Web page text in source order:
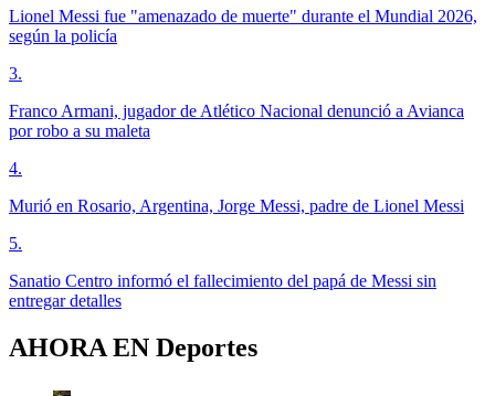
Lionel Messi fue "amenazado de muerte" durante el Mundial 2026,
según la policía
3.
Franco Armani, jugador de Atlético Nacional denunció a Avianca
por robo a su maleta
4.
Murió en Rosario, Argentina, Jorge Messi, padre de Lionel Messi
5.
Sanatio Centro informó el fallecimiento del papá de Messi sin
entregar detalles
AHORA EN Deportes